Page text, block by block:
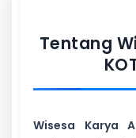
Tentang
Wisesa Karya